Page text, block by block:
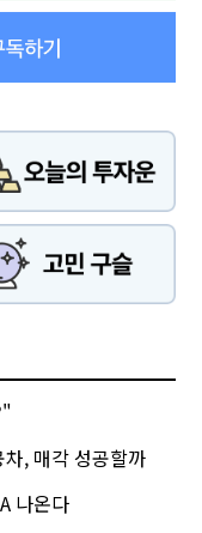
, 매각 성공할까
나온다